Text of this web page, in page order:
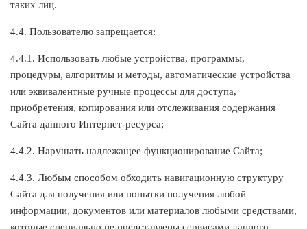
таких лиц.
4.4. Пользователю запрещается:
4.4.1. Использовать любые устройства, программы,
процедуры, алгоритмы и методы, автоматические устройства
или эквивалентные ручные процессы для доступа,
приобретения, копирования или отслеживания содержания
Сайта данного Интернет-ресурса;
4.4.2. Нарушать надлежащее функционирование Сайта;
4.4.3. Любым способом обходить навигационную структуру
Сайта для получения или попытки получения любой
информации, документов или материалов любыми средствами,
которые специально не представлены сервисами данного